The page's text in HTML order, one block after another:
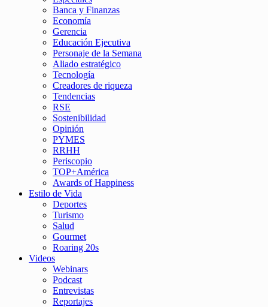
Banca y Finanzas
Economía
Gerencia
Educación Ejecutiva
Personaje de la Semana
Aliado estratégico
Tecnología
Creadores de riqueza
Tendencias
RSE
Sostenibilidad
Opinión
PYMES
RRHH
Periscopio
TOP+América
Awards of Happiness
Estilo de Vida
Deportes
Turismo
Salud
Gourmet
Roaring 20s
Videos
Webinars
Podcast
Entrevistas
Reportajes